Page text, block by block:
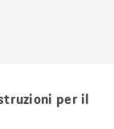
per il